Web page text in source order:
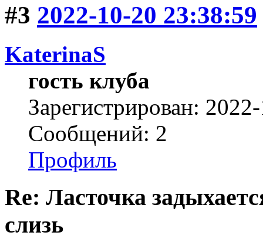
#3 2022-10-20 23:38:59
KaterinaS
гость клуба
Зарегистрирован:
Сообщений: 2
Профиль
Re: Ласточка
слизь